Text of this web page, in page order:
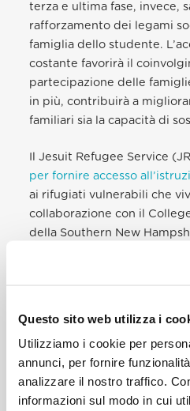
Questo sito web utilizza i
Utilizziamo i cookie per
annunci, per fornire
analizzare il nostro traffico.
informazioni sul modo in cui
terza e ultima fase, invece,
rafforzamento dei legami
famiglia dello studente.
costante favorirà il
partecipazione delle
in più, contribuirà a
familiari sia la capacità di
Il Jesuit Refugee Service
per fornire accesso
ai rifugiati vulnerabili che
collaborazione con il
della Southern New
Global Education
offrire borse di studio,
tre mesi di tirocinio in
prima di iniziare il loro
destinatari delle borse di
tenuti a intraprendere